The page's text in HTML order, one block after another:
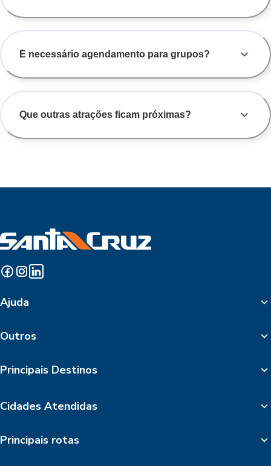
É necessário agendamento para grupos?
Que outras atrações ficam próximas?
Ajuda
Outros
Principais Destinos
Cidades Atendidas
Principais rotas